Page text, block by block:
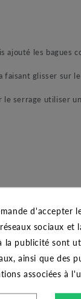
ajouté les bagues
faisant glisser sur
serrage utiliser
d'accepter
sociaux et
la publicité sont
ainsi que des
associées à